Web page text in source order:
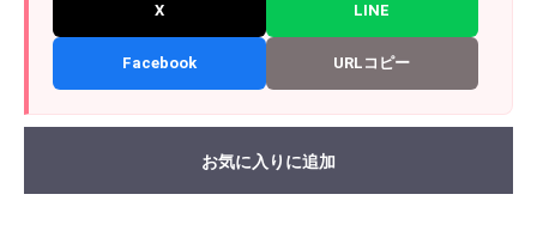
X LINE
Facebook URLコピー
お気に入りに追加